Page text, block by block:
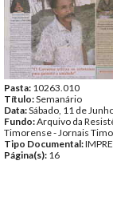
Pasta: 10263.010
Título:Semanário
Data:Sábado, 11 de
Fundo:Arquivo da
Timorense - Jornais
Tipo Documental:
Página(s): 16